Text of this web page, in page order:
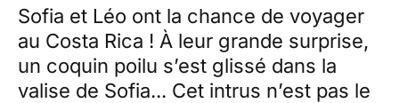
Sofia et Léo ont la chance de voyager
au Costa Rica ! À leur grande surprise,
un coquin poilu s’est glissé dans la
valise de Sofia... Cet intrus n’est pas le